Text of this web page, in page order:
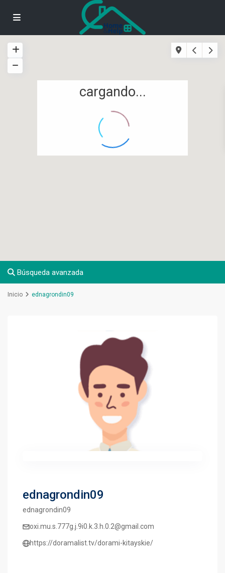
cargando...
Búsqueda avanzada
Inicio ednagrondin09
ednagrondin09
ednagrondin09
oxi.mu.s.777g.j.9i0.k.3.h.0.2@gmail.com
https://doramalist.tv/dorami-kitayskie/